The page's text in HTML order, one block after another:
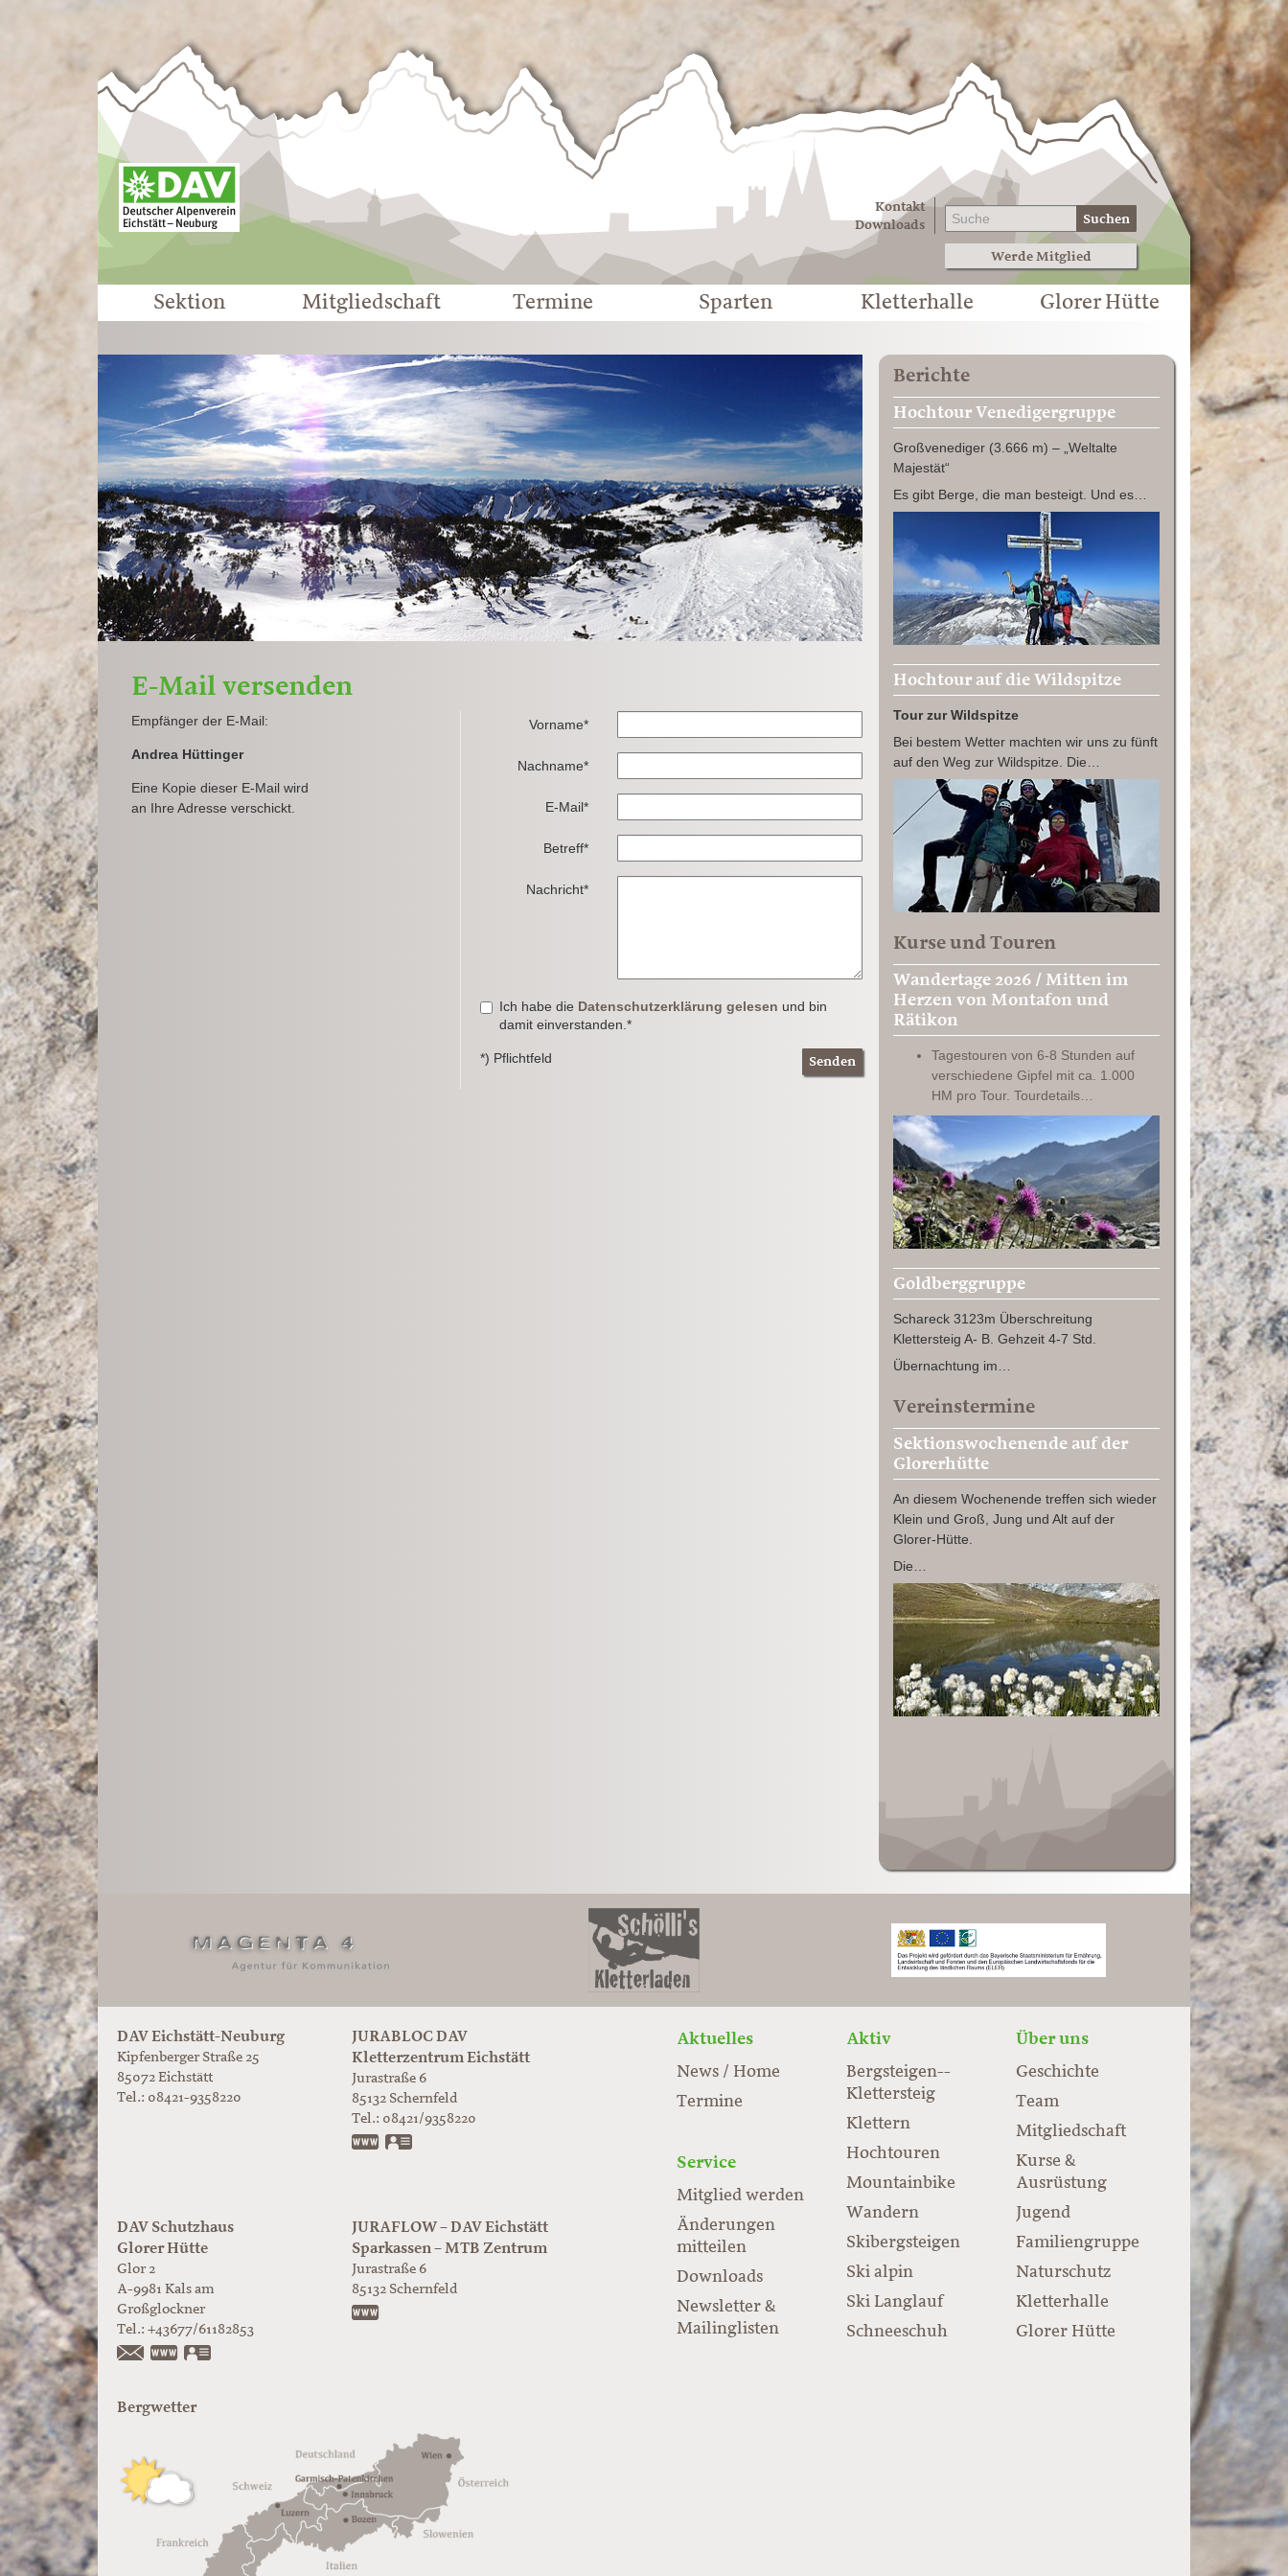
Sektion
Eichstätt
Kontakt
Downloads
Suchen
Werde Mitglied
Sektion Mitgliedschaft Termine Sparten Kletterhalle Glorer Hütte
E-Mail versenden
Empfänger der E-Mail:
Andrea Hüttinger
Eine Kopie dieser E-Mail wird
an Ihre Adresse verschickt.
Vorname*
Nachname*
E-Mail*
Betreff*
Nachricht*
Ich habe die Datenschutzerklärung gelesen und bin
damit einverstanden.*
*) Pflichtfeld Senden
Berichte
Hochtour Venedigergruppe
Großvenediger (3.666 m) – „Weltalte
Majestät“
Es gibt Berge, die man besteigt. Und es…
Hochtour auf die Wildspitze
Tour zur Wildspitze
Bei bestem Wetter machten wir uns zu fünft
auf den Weg zur Wildspitze. Die…
Kurse und Touren
Wandertage 2026 / Mitten im
Herzen von Montafon und
Rätikon
Tagestouren von 6-8 Stunden auf
verschiedene Gipfel mit ca. 1.000
HM pro Tour. Tourdetails…
Goldberggruppe
Schareck 3123m Überschreitung
Klettersteig A- B. Gehzeit 4-7 Std.
Übernachtung im…
Vereinstermine
Sektionswochenende auf der
Glorerhütte
An diesem Wochenende treffen sich wieder
Klein und Groß, Jung und Alt auf der
Glorer-Hütte.
Die…
DAV Eichstätt-Neuburg
Kipfenberger Straße 25
85072 Eichstätt
Tel.: 08421-9358220
JURABLOC DAV
Kletterzentrum Eichstätt
Jurastraße 6
85132 Schernfeld
Tel.: 08421/9358220
www.jurabloc.de
DAV Schutzhaus
Glorer Hütte
Glor 2
A-9981 Kals am
Großglockner
Tel.: +43677/61182853
https://www.glorer-huette.at/
JURAFLOW – DAV Eichstätt
Sparkassen – MTB Zentrum
Jurastraße 6
85132 Schernfeld
Aktuelles
News / Home
Termine
Aktiv
Bergsteigen-­
Klettersteig
Klettern
Hochtouren
Mountainbike
Wandern
Skibergsteigen
Ski alpin
Ski Langlauf
Schneeschuh
Über uns
Geschichte
Team
Mitgliedschaft
Kurse &
Ausrüstung
Jugend
Familiengruppe
Naturschutz
Kletterhalle
Glorer Hütte
Service
Mitglied werden
Änderungen
mitteilen
Downloads
Newsletter &
Mailinglisten
Bergwetter